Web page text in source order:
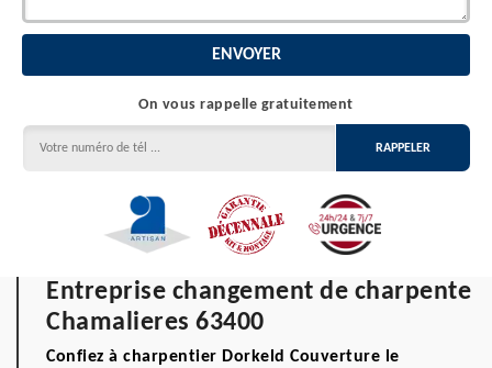
On vous rappelle gratuitement
Entreprise changement de charpente
Chamalieres 63400
Confiez à charpentier Dorkeld Couverture le